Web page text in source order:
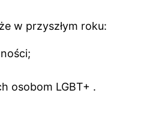
w przyszłym roku:
osobom LGBT+ .